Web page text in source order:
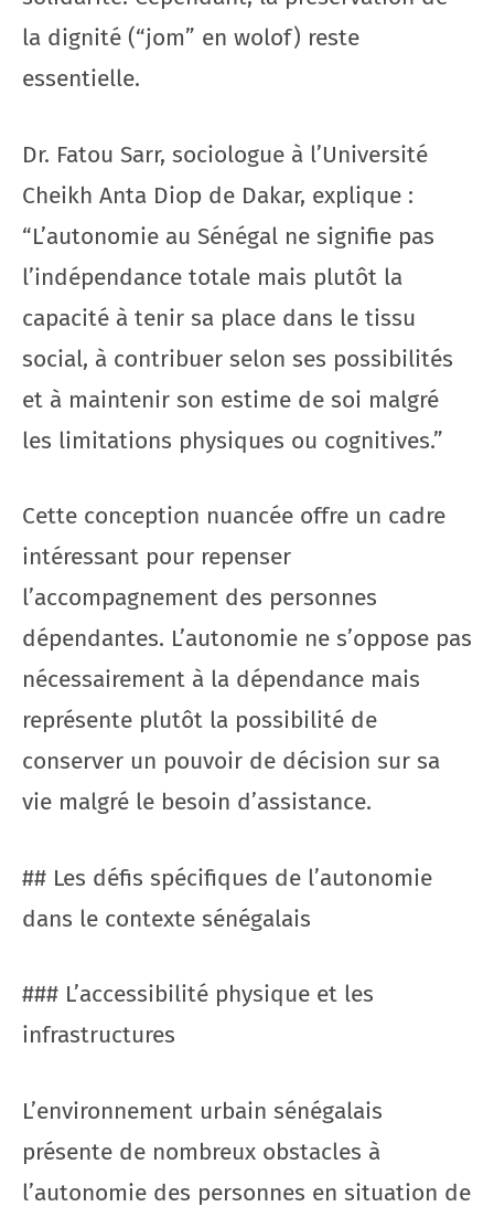
la dignité (“jom” en wolof) reste
essentielle.
Dr. Fatou Sarr, sociologue à l’Université
Cheikh Anta Diop de Dakar, explique :
“L’autonomie au Sénégal ne signifie pas
l’indépendance totale mais plutôt la
capacité à tenir sa place dans le tissu
social, à contribuer selon ses possibilités
et à maintenir son estime de soi malgré
les limitations physiques ou cognitives.”
Cette conception nuancée offre un cadre
intéressant pour repenser
l’accompagnement des personnes
dépendantes. L’autonomie ne s’oppose pas
nécessairement à la dépendance mais
représente plutôt la possibilité de
conserver un pouvoir de décision sur sa
vie malgré le besoin d’assistance.
## Les défis spécifiques de l’autonomie
dans le contexte sénégalais
### L’accessibilité physique et les
infrastructures
L’environnement urbain sénégalais
présente de nombreux obstacles à
l’autonomie des personnes en situation de